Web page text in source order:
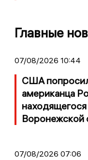
Главные
07/08/2026 10:44
США
американца
Воронежской
07/08/2026 07:06